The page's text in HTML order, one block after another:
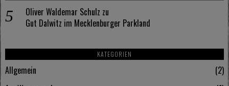
Oliver Waldemar Schulz zu
Gut Dalwitz im Mecklenburger Parkland
KATEGORIEN
Allgemein
2